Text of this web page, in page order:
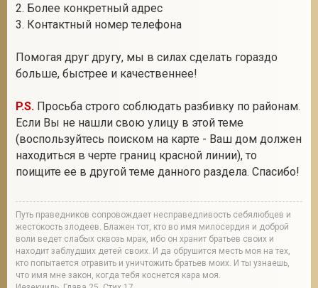
2. Более конкретный адрес
3. Контактный номер телефона
Помогая друг другу, мы в силах сделать гораздо
больше, быстрее и качественнее!
P.S. Просьба строго соблюдать разбивку по районам.
Если Вы не нашли свою улицу в этой теме
(воспользуйтесь поиском на карте - Ваш дом должен
находиться в черте границ красной линии), то
поищите ее в другой теме данного раздела. Спасибо!
Путь праведников сопровождает несправедливость себялюбцев и
жестокость злодеев. Блажен тот, кто во имя милосердия и доброй
воли ведет слабых сквозь мрак, ибо он хранит братьев своих и
находит заблудших детей своих. И да обрушится месть моя на тех,
кто попытается отравить и уничтожить братьев моих. И ты узнаешь,
что имя мне закон, когда тебя коснется кара моя.